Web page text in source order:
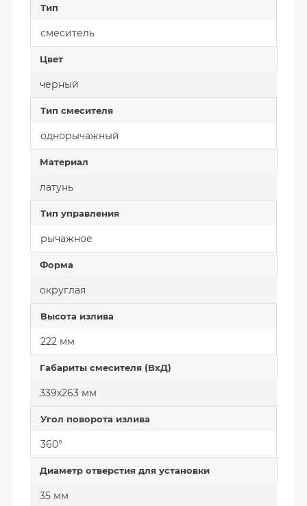
Тип
смеситель
Цвет
черный
Тип смесителя
однорычажный
Материал
латунь
Тип управления
рычажное
Форма
округлая
Высота излива
222 мм
Габариты смесителя (ВхД)
339х263 мм
Угол поворота излива
360°
Диаметр отверстия для установки
35 мм